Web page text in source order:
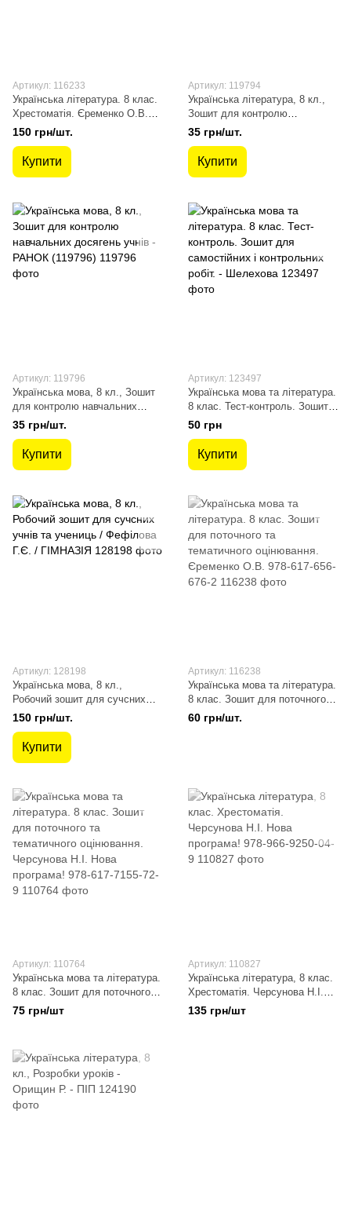
Артикул: 116233
Українська література. 8 клас.
Хрестоматія. Єременко О.В.
Нова програма! 978-617-656-
150 грн/шт.
Купити
Артикул: 119794
Українська література, 8 кл.,
Зошит для контролю
навчальних досягень учнів -
РАНОК (119794)
35 грн/шт.
Купити
Артикул: 119796
Українська мова, 8 кл., Зошит
для контролю навчальних
досягень учнів - РАНОК
(119796)
35 грн/шт.
Купити
Артикул: 123497
Українська мова та література.
8 клас. Тест-контроль. Зошит
для самостійних і контрольних
робіт. - Шелехова
50 грн
Купити
Артикул: 128198
Українська мова, 8 кл.,
Робочий зошит для сучсних
учнів та учениць / Фефілова
Г.Є. / ГІМНАЗІЯ
150 грн/шт.
Купити
Артикул: 116238
Українська мова та література.
8 клас. Зошит для поточного
та тематичного оцінювання.
Єременко О.В. 978-617-656-
60 грн/шт.
Артикул: 110764
Українська мова та література.
8 клас. Зошит для поточного
та тематичного оцінювання.
Черсунова Н.І. Нова програма!
75 грн/шт
Артикул: 110827
Українська література, 8 клас.
Хрестоматія. Черсунова Н.І.
Нова програма! 978-966-9250-
135 грн/шт